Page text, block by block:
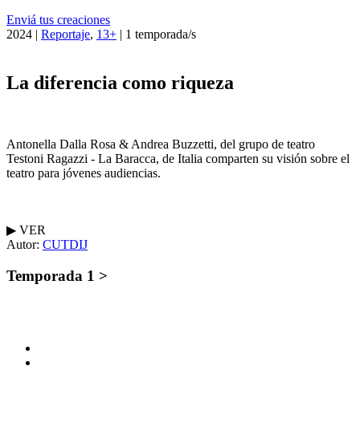
Enviá tus creaciones
2024 | Reportaje, 13+ | 1 temporada/s
La diferencia como riqueza
Antonella Dalla Rosa & Andrea Buzzetti, del grupo de teatro
Testoni Ragazzi - La Baracca, de Italia comparten su visión sobre el
teatro para jóvenes audiencias.
▶︎ VER
Autor: CUTDIJ
Temporada 1 >